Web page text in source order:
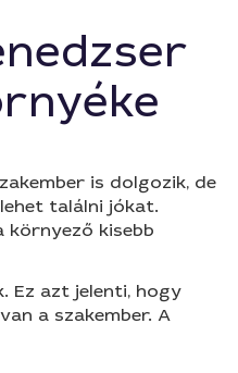
is dolgozik, de
találni jókat.
környező kisebb
Ez azt jelenti, hogy
a szakember. A